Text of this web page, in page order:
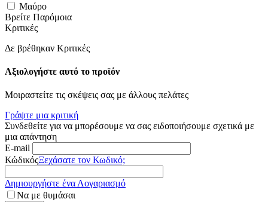
Μαύρο
Βρείτε Παρόμοια
Κριτικές
Δε βρέθηκαν Κριτικές
Αξιολογήστε αυτό το προϊόν
Μοιραστείτε τις σκέψεις σας με άλλους πελάτες
Γράψτε μια κριτική
Συνδεθείτε για να μπορέσουμε να σας ειδοποιήσουμε σχετικά με
μια απάντηση
E-mail
ΚώδικόςΞεχάσατε τον Κωδικό;
Δημιουργήστε ένα Λογαριασμό
Να με θυμάσαι